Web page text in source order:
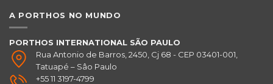
A PORTHOS NO MUNDO
PORTHOS INTERNATIONAL SÃO PAULO
Rua Antonio de Barros, 2450, Cj 68 - CEP 03401-001,
Tatuapé – Sâo Paulo
+55 11 3197-4799